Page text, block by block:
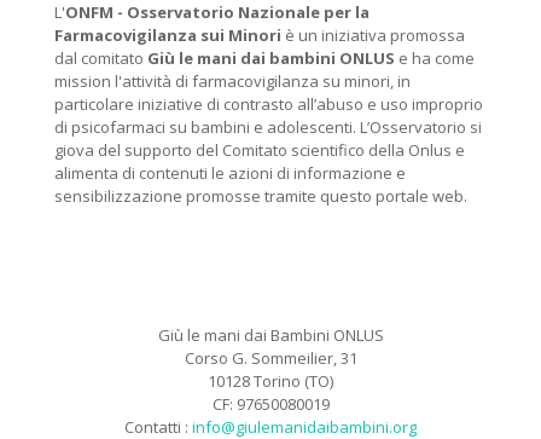
L'ONFM - Osservatorio Nazionale per la
Farmacovigilanza sui Minori è un iniziativa promossa
dal comitato Giù le mani dai bambini ONLUS e ha come
mission l'attività di farmacovigilanza su minori, in
particolare iniziative di contrasto all’abuso e uso improprio
di psicofarmaci su bambini e adolescenti. L’Osservatorio si
giova del supporto del Comitato scientifico della Onlus e
alimenta di contenuti le azioni di informazione e
sensibilizzazione promosse tramite questo portale web.
Giù le mani dai Bambini ONLUS
Corso G. Sommeilier, 31
10128 Torino (TO)
CF: 97650080019
Contatti : info@giulemanidaibambini.org